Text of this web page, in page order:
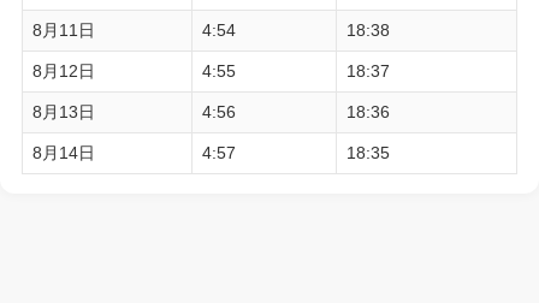
8月11日 4:54 18:38
8月12日 4:55 18:37
8月13日 4:56 18:36
8月14日 4:57 18:35